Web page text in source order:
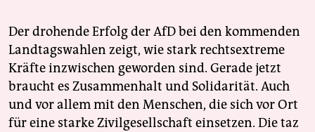
Der drohende Erfolg der AfD bei den kommenden
Landtagswahlen zeigt, wie stark rechtsextreme
Kräfte inzwischen geworden sind. Gerade jetzt
braucht es Zusammenhalt und Solidarität. Auch
und vor allem mit den Menschen, die sich vor Ort
für eine starke Zivilgesellschaft einsetzen. Die taz